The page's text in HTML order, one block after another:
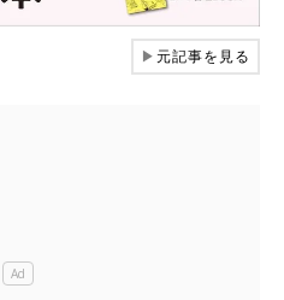
▶元記事を見る